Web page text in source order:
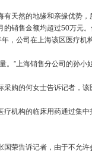
然的地缘和亲缘优势，
销售金额均超过50万元
，公司在上海该区医疗机
”上海销售分公司的孙小姐
的何女士告诉记者，该
构的临床用药通过集中
告诉记者，由于不允许